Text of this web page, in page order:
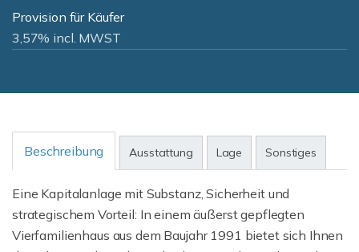
Provision für Käufer
3,57% incl. MWST
Beschreibung Ausstattung Lage Sonstiges
Eine Kapitalanlage mit Substanz, Sicherheit und
strategischem Vorteil: In einem äußerst gepflegten
Vierfamilienhaus aus dem Baujahr 1991 bietet sich Ihnen